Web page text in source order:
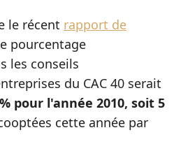
le récent rapport de
pourcentage
les conseils
du CAC 40 serait
pour l'année 2010, soit 5
cette année par